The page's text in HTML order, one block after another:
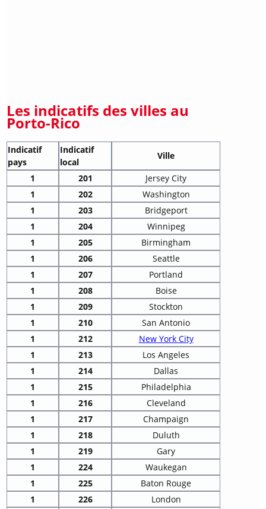
Les indicatifs des villes au
Porto-Rico
Indicatif
pays
Indicatif
local
Ville
1
201
Jersey City
1
202
Washington
1
203
Bridgeport
1
204
Winnipeg
1
205
Birmingham
1
206
Seattle
1
207
Portland
1
208
Boise
1
209
Stockton
1
210
San Antonio
1
212
New York City
1
213
Los Angeles
1
214
Dallas
1
215
Philadelphia
1
216
Cleveland
1
217
Champaign
1
218
Duluth
1
219
Gary
1
224
Waukegan
1
225
Baton Rouge
1
226
London